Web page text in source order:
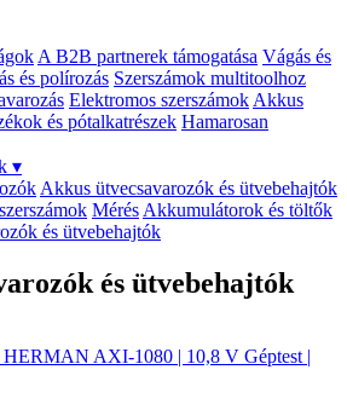
A B2B partnerek támogatása Vágás és
és polírozás Szerszámok multitoolhoz
Elektromos szerszámok Akkus
és pótalkatrészek Hamarosan
▾
Akkus ütvecsavarozók és ütvebehajtók
Mérés Akkumulátorok és töltők
és ütvebehajtók
és ütvebehajtók